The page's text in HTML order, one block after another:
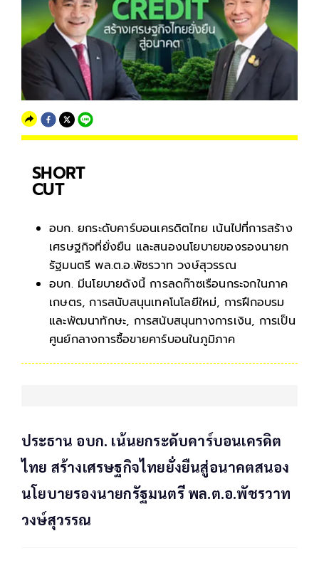
SHORT
CUT
อบก. ยกระดับคาร์บอนเครดิตไทย เน้นไปที่การสร้าง
เศรษฐกิจที่ยั่งยืน และสนองนโยบายของรองนายก
รัฐมนตรี พล.ต.อ.พัชรวาท วงษ์สุวรรณ
อบก. มีนโยบายดังนี้ การลดก๊าซเรือนกระจกในภาค
เกษตร, การสนับสนุนเทคโนโลยีใหม่, การฝึกอบรม
และพัฒนาทักษะ, การสนับสนุนทางการเงิน, การเป็น
ศูนย์กลางการซื้อขายคาร์บอนในภูมิภาค
ประธาน อบก. เน้นยกระดับคาร์บอนเครดิต
ไทย สร้างเศรษฐกิจไทยยั่งยืนสู่อนาคตสนอง
นโยบายรองนายกรัฐมนตรี พล.ต.อ.พัชรวาท
วงษ์สุวรรณ